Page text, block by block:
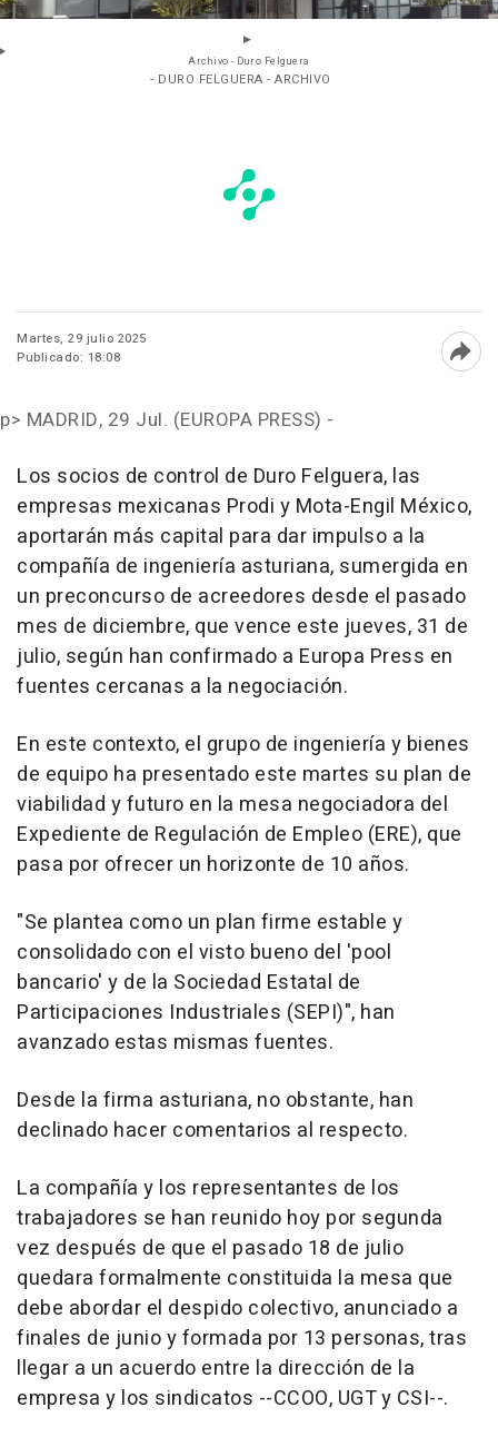
Archivo - Duro Felguera
- DURO FELGUERA - ARCHIVO
Martes, 29 julio 2025
Publicado: 18:08
p> MADRID, 29 Jul. (EUROPA PRESS) -
Los socios de control de Duro Felguera, las
empresas mexicanas Prodi y Mota-Engil México,
aportarán más capital para dar impulso a la
compañía de ingeniería asturiana, sumergida en
un preconcurso de acreedores desde el pasado
mes de diciembre, que vence este jueves, 31 de
julio, según han confirmado a Europa Press en
fuentes cercanas a la negociación.
En este contexto, el grupo de ingeniería y bienes
de equipo ha presentado este martes su plan de
viabilidad y futuro en la mesa negociadora del
Expediente de Regulación de Empleo (ERE), que
pasa por ofrecer un horizonte de 10 años.
"Se plantea como un plan firme estable y
consolidado con el visto bueno del 'pool
bancario' y de la Sociedad Estatal de
Participaciones Industriales (SEPI)", han
avanzado estas mismas fuentes.
Desde la firma asturiana, no obstante, han
declinado hacer comentarios al respecto.
La compañía y los representantes de los
trabajadores se han reunido hoy por segunda
vez después de que el pasado 18 de julio
quedara formalmente constituida la mesa que
debe abordar el despido colectivo, anunciado a
finales de junio y formada por 13 personas, tras
llegar a un acuerdo entre la dirección de la
empresa y los sindicatos --CCOO, UGT y CSI--.